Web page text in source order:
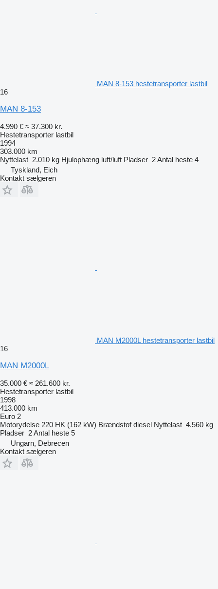
MAN 8-153 hestetransporter lastbil
16
MAN 8-153
4.990 € ≈ 37.300 kr.
Hestetransporter lastbil
1994
303.000 km
Nyttelast 2.010 kg Hjulophæng luft/luft Pladser 2Antal heste 4
Tyskland, Eich
Kontakt sælgeren
MAN M2000L hestetransporter lastbil
16
MAN M2000L
35.000 € ≈ 261.600 kr.
Hestetransporter lastbil
1998
413.000 km
Euro 2
Motorydelse 220 HK (162 kW) Brændstof diesel Nyttelast 4.560 kg
Pladser 2Antal heste 5
Ungarn, Debrecen
Kontakt sælgeren